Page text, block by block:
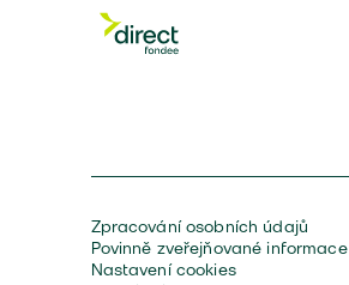
Zpracování osobních údajů
Povinně zveřejňované informace
Nastavení cookies